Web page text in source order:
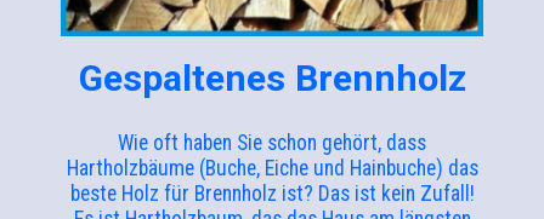
Gespaltenes Brennholz
Wie oft haben Sie schon gehört, dass
Hartholzbäume (Buche, Eiche und Hainbuche) das
beste Holz für Brennholz ist? Das ist kein Zufall!